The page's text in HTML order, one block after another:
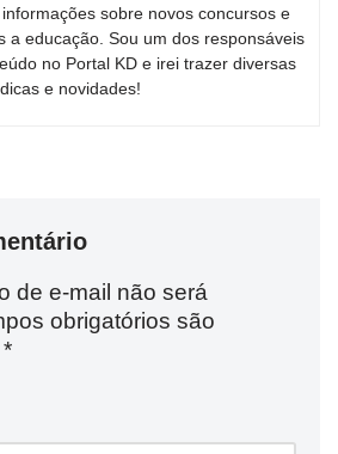
sobre novos concursos e
a educação. Sou um dos responsáveis
no Portal KD e irei trazer diversas
dicas e novidades!
de e-mail não será
obrigatórios são
*